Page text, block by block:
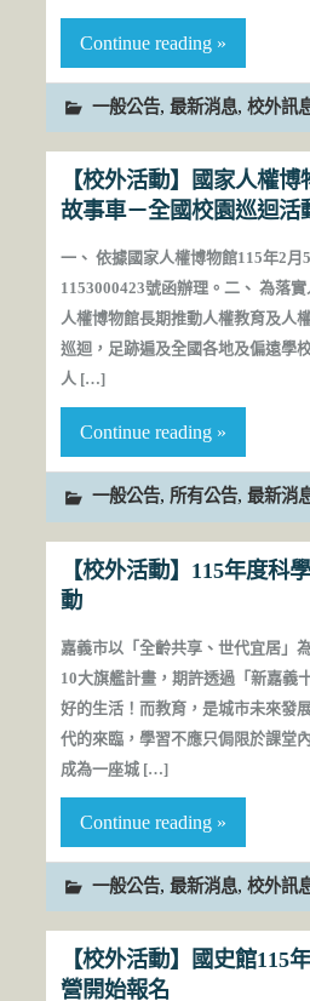
Continue reading »
一般公告, 最新消息, 校外訊
【校外活動】國家人權
故事車－全國校園巡迴活
一、 依據國家人權博物館115年2月
1153000423號函辦理。二、 為落
人權博物館長期推動人權教育及人
巡迴，足跡遍及全國各地及偏遠學
人 […]
Continue reading »
一般公告, 所有公告, 最新消
【校外活動】115年度科
動
嘉義市以「全齡共享、世代宜居」
10大旗艦計畫，期許透過「新嘉義
好的生活！而教育，是城市未來發
代的來臨，學習不應只侷限於課堂
成為一座城 […]
Continue reading »
一般公告, 最新消息, 校外訊
【校外活動】國史館115
營開始報名